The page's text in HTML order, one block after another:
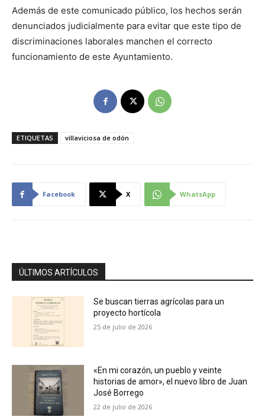
Además de este comunicado público, los hechos serán
denunciados judicialmente para evitar que este tipo de
discriminaciones laborales manchen el correcto
funcionamiento de este Ayuntamiento.
ETIQUETAS villaviciosa de odón
Facebook X WhatsApp
ÚLTIMOS ARTÍCULOS
Se buscan tierras agrícolas para un
proyecto hortícola
25 de julio de 2026
«En mi corazón, un pueblo y veinte
historias de amor», el nuevo libro de Juan
José Borrego
22 de julio de 2026